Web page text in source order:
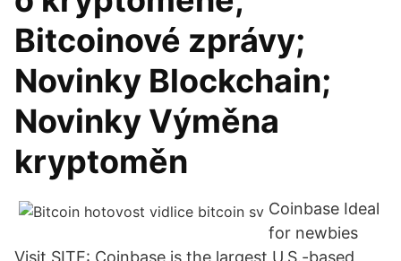
Bitcoinové zprávy;
Novinky Blockchain;
Novinky Výměna
kryptoměn
Coinbase Ideal
for newbies
Visit SITE: Coinbase is the largest U.S.-based